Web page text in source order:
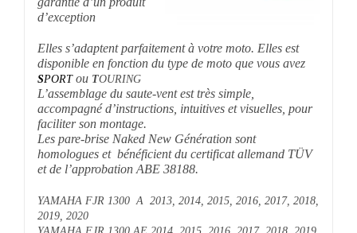
d’exception
Elles
s’adaptent parfaitement à votre moto. Elles est
disponible en fonction du type de moto que vous avez
SPORTou TOURING
L’assemblage du saute-vent est très simple,
accompagné d’instructions, intuitives et visuelles, pour
faciliter son montage.
Les pare-brise Naked New Génération sont
homologues et bénéficient du certificat allemand TÜV
et de l’approbation ABE 38188.
YAMAHA FJR 1300 A 2013, 2014, 2015, 2016, 2017, 2018,
2019, 2020
YAMAHA FJR 1300 AE 2014, 2015, 2016, 2017, 2018, 2019,